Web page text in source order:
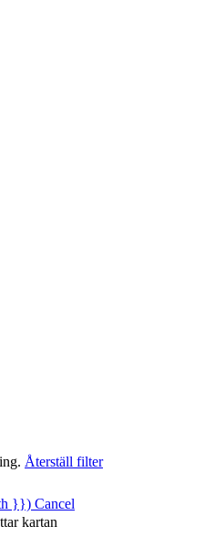
Återställ filter
}}) Cancel
kartan